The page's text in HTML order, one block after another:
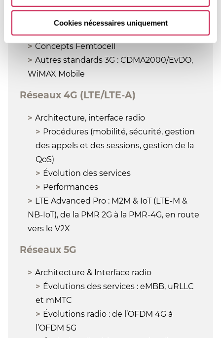
Cookies nécessaires uniquement
Évolutions IP et convergence : de NGN R4
Wi-Fi et 3G : concept UMA/GAN
Concepts Femtocell
Autres standards 3G : CDMA2000/EvDO,
WiMAX Mobile
Réseaux 4G (LTE/LTE-A)
Architecture, interface radio
Procédures (mobilité, sécurité, gestion
des appels et des sessions, gestion de la
QoS)
Évolution des services
Performances
LTE Advanced Pro : M2M & IoT (LTE-M &
NB-IoT), de la PMR 2G à la PMR-4G, en route
vers le V2X
Réseaux 5G
Architecture & Interface radio
Évolutions des services : eMBB, uRLLC
et mMTC
Évolutions radio : de l’OFDM 4G à
l’OFDM 5G